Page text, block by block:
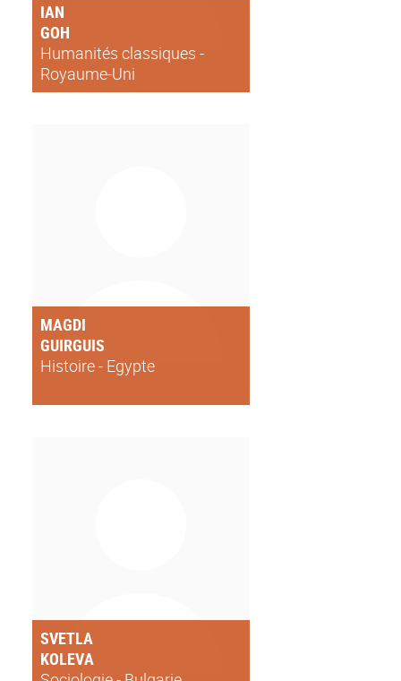
IAN
GOH
Humanités classiques -
Royaume-Uni
MAGDI
GUIRGUIS
Histoire - Egypte
SVETLA
KOLEVA